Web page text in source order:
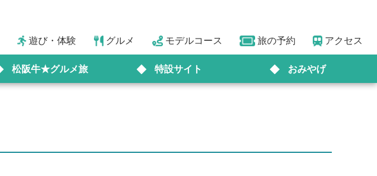
遊び・体験 グルメ モデルコース 旅の予約 アクセス
松阪牛★グルメ旅 特設サイト おみやげ